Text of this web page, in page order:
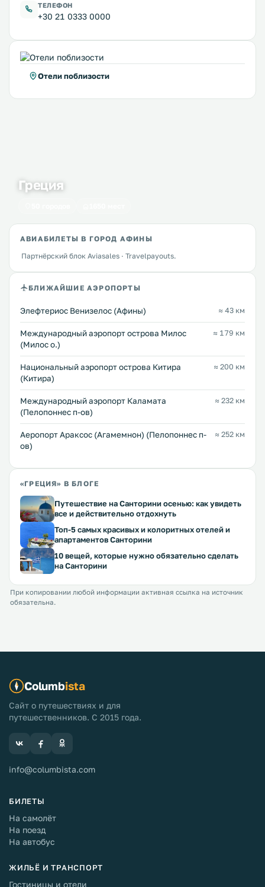
ТЕЛЕФОН
+30 21 0333 0000
Отели поблизости
Греция
АВИАБИЛЕТЫ В ГОРОД АФИНЫ
Партнёрский блок Aviasales · Travelpayouts.
БЛИЖАЙШИЕ АЭРОПОРТЫ
Элефтериос Венизелос (Афины) ≈ 43 км
Междунарoдный аэропорт острова Милос
(Милос о.)
≈ 179 км
Национальный аэропорт острова Китира
(Китира)
≈ 200 км
Международный аэропорт Каламата
(Пелопоннес п-ов)
≈ 232 км
Аеропорт Араксос (Агамемнон) (Пелопоннес п-
ов)
≈ 252 км
«ГРЕЦИЯ» В БЛОГЕ
Путешествие на Санторини осенью: как увидеть
все и действительно отдохнуть
Топ-5 самых красивых и колоритных отелей и
апартаментов Санторини
10 вещей, которые нужно обязательно сделать
на Санторини
При копировании любой информации активная ссылка на источник
обязательна.
Columbista
Сайт о путешествиях и для
путешественников. С 2015 года.
info@columbista.com
БИЛЕТЫ
На самолёт
На поезд
На автобус
ЖИЛЬЁ И ТРАНСПОРТ
Гостиницы и отели